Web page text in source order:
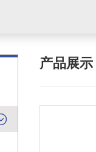
产品展示